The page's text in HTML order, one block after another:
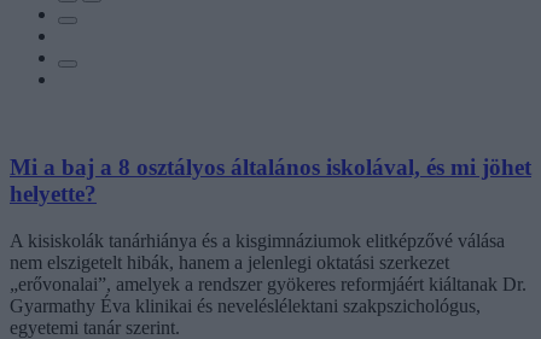
Mi a baj a 8 osztályos általános iskolával, és mi jöhet
helyette?
A kisiskolák tanárhiánya és a kisgimnáziumok elitképzővé válása
nem elszigetelt hibák, hanem a jelenlegi oktatási szerkezet
„erővonalai”, amelyek a rendszer gyökeres reformjáért kiáltanak Dr.
Gyarmathy Éva klinikai és neveléslélektani szakpszichológus,
egyetemi tanár szerint.